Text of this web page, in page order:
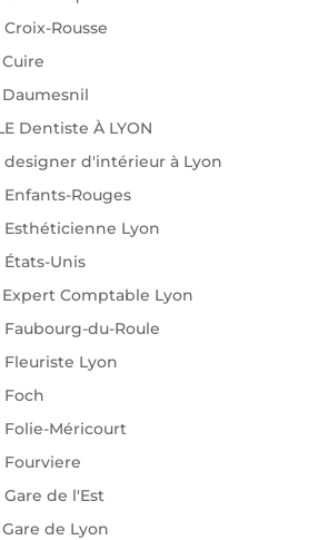
Rousse
Dentiste À LYON
d'intérieur à Lyon
Rouges
Lyon
Unis
Comptable Lyon
du-Roule
Lyon
Méricourt
de l'Est
de Lyon